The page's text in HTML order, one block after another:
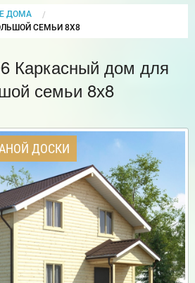
ДОМА
СЕМЬИ 8Х8
Каркасный дом для
семьи 8х8
ДОСКИ